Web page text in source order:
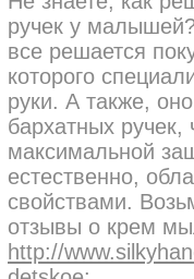
ручек у
все решается
которого
руки. А также,
бархатных ручек,
максимальной
естественно,
свойствами.
отзывы о крем
http://